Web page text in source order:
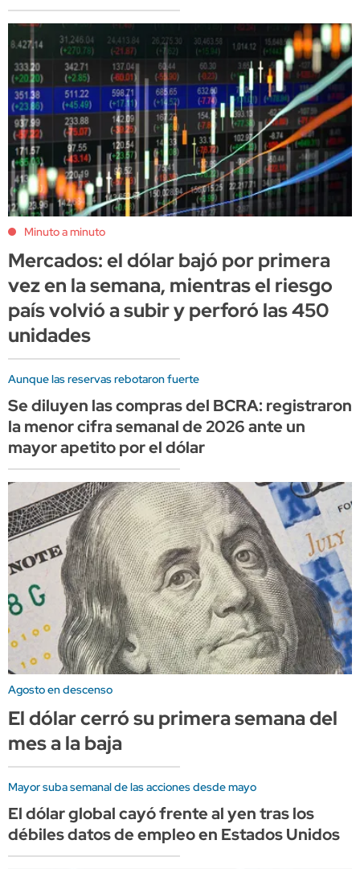
Minuto a minuto
Mercados: el dólar bajó por primera
vez en la semana, mientras el riesgo
país volvió a subir y perforó las 450
unidades
Aunque las reservas rebotaron fuerte
Se diluyen las compras del BCRA: registraron
la menor cifra semanal de 2026 ante un
mayor apetito por el dólar
Agosto en descenso
El dólar cerró su primera semana del
mes a la baja
Mayor suba semanal de las acciones desde mayo
El dólar global cayó frente al yen tras los
débiles datos de empleo en Estados Unidos